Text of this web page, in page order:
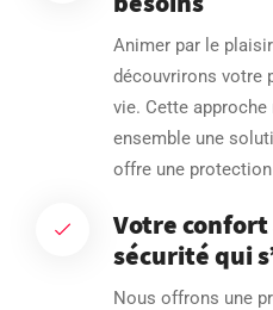
Animer par le
découvrirons votre
vie. Cette
ensemble une
offre une
Votre
sécurité qui
Nous offrons une